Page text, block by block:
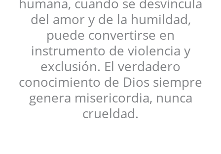
humana, cuando se desvincula
del amor y de la humildad,
puede convertirse en
instrumento de violencia y
exclusión. El verdadero
conocimiento de Dios siempre
genera misericordia, nunca
crueldad.